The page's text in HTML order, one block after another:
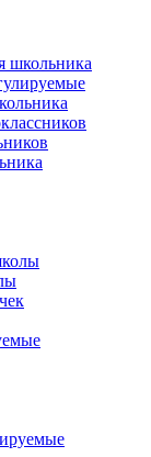
школьника